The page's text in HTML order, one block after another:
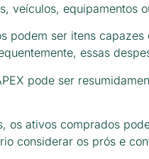
veículos, equipamentos
podem ser itens
essas
pode ser
os ativos comprados
considerar os prós e